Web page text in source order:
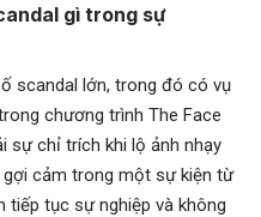
gì trong sự
scandal lớn, trong đó có vụ
chương trình The Face
sự chỉ trích khi lộ ảnh nhạy
cảm trong một sự kiện từ
tiếp tục sự nghiệp và không